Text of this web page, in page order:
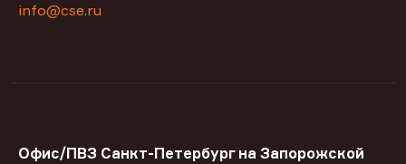
info@cse.ru
Офис/ПВЗ Санкт-Петербург на Запорожской